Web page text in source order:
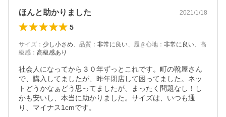
ほんと助かりました 2021/1/18
5
サイズ ： 少し小さめ、 品質 ： 非常に良い、 履き心地 ： 非常に良い、 高
級感 ： 高級感あり
社会人になってから３０年ずっとこれです。町の靴屋さん
で、購入してましたが、昨年閉店して困ってました。ネッ
トどうかなぁどう思ってましたが、まったく問題なし！し
かも安いし、本当に助かりました。サイズは、いつも通
り、マイナス1cmです。